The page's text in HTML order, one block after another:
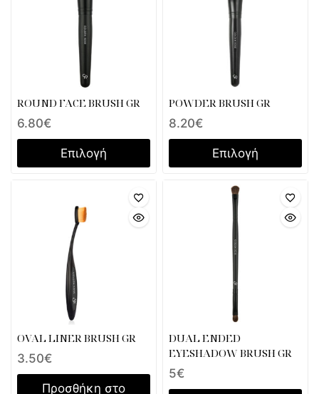
ROUND FACE BRUSH GR
6.80€
Επιλογή
POWDER BRUSH GR
8.20€
Επιλογή
OVAL LINER BRUSH GR
3.50€
Προσθήκη στο
DUAL ENDED
EYESHADOW BRUSH GR
5€